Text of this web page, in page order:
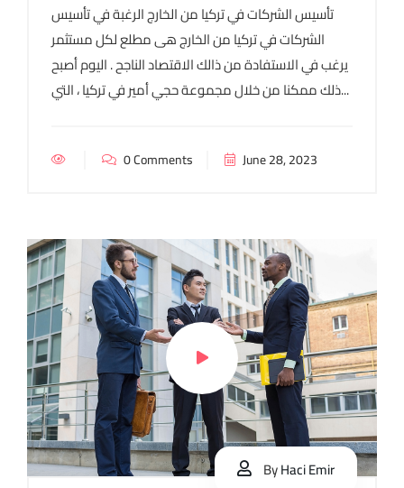
تأسيس الشركات في تركيا من الخارج الرغبة في تأسيس
الشركات في تركيا من الخارج هى مطلع لكل مستثمر
يرغب في الاستفادة من ذالك الاقتصاد الناجح . اليوم أصبح
ذلك ممكنا من خلال مجموعة حجي أمير في تركيا ، التي...
0 Comments June 28, 2023
ByHaci Emir